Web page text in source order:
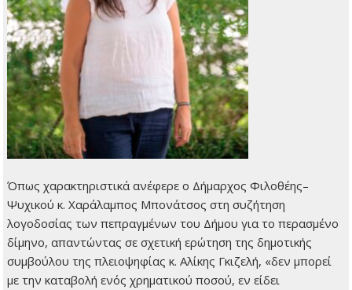
Όπως χαρακτηριστικά ανέφερε ο Δήμαρχος Φιλοθέης–
Ψυχικού κ. Χαράλαμπος Μπονάτσος στη συζήτηση
λογοδοσίας των πεπραγμένων του Δήμου για το περασμένο
δίμηνο, απαντώντας σε σχετική ερώτηση της δημοτικής
συμβούλου της πλειοψηφίας κ. Αλίκης Γκιζελή, «δεν μπορεί
με την καταβολή ενός χρηματικού ποσού, εν είδει